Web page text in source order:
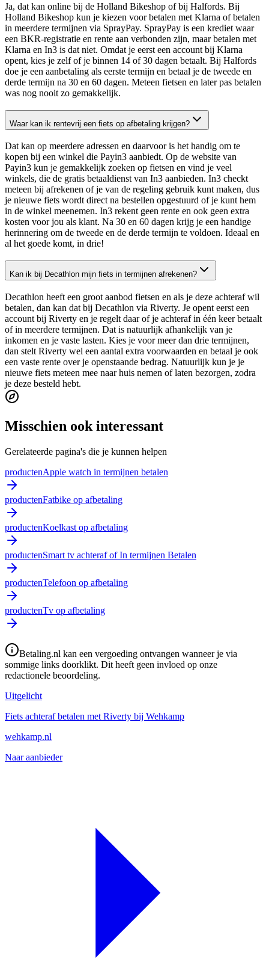
Ja, dat kan online bij de Holland Bikeshop of bij Halfords. Bij
Holland Bikeshop kun je kiezen voor betalen met Klarna of betalen
in meerdere termijnen via SprayPay. SprayPay is een krediet waar
een BKR-registratie en rente aan verbonden zijn, maar betalen met
Klarna en In3 is dat niet. Omdat je eerst een account bij Klarna
opent, kies je zelf of je binnen 14 of 30 dagen betaalt. Bij Halfords
doe je een aanbetaling als eerste termijn en betaal je de tweede en
derde termijn na 30 en 60 dagen. Meteen fietsen en later pas betalen
was nog nooit zo gemakkelijk.
Waar kan ik rentevrij een fiets op afbetaling krijgen?
Dat kan op meerdere adressen en daarvoor is het handig om te
kopen bij een winkel die Payin3 aanbiedt. Op de website van
Payin3 kun je gemakkelijk zoeken op fietsen en vind je veel
winkels, die de gratis betaaldienst van In3 aanbieden. In3 checkt
meteen bij afrekenen of je van de regeling gebruik kunt maken, dus
je nieuwe fiets wordt direct na bestellen opgestuurd of je kunt hem
in de winkel meenemen. In3 rekent geen rente en ook geen extra
kosten voor jou als klant. Na 30 en 60 dagen krijg je een handige
herinnering om de tweede en de derde termijn te voldoen. Ideaal en
al het goede komt, in drie!
Kan ik bij Decathlon mijn fiets in termijnen afrekenen?
Decathlon heeft een groot aanbod fietsen en als je deze achteraf wil
betalen, dan kan dat bij Decathlon via Riverty. Je opent eerst een
account bij Riverty en je regelt daar of je achteraf in één keer betaalt
of in meerdere termijnen. Dat is natuurlijk afhankelijk van je
inkomen en je vaste lasten. Kies je voor meer dan drie termijnen,
dan stelt Riverty wel een aantal extra voorwaarden en betaal je ook
een vaste rente over je openstaande bedrag. Natuurlijk kun je je
nieuwe fiets meteen mee naar huis nemen of laten bezorgen, zodra
je deze besteld hebt.
Misschien ook interessant
Gerelateerde pagina's die je kunnen helpen
productenApple watch in termijnen betalen
productenFatbike op afbetaling
productenKoelkast op afbetaling
productenSmart tv achteraf of In termijnen Betalen
productenTelefoon op afbetaling
productenTv op afbetaling
Betaling.nl kan een vergoeding ontvangen wanneer je via
sommige links doorklikt. Dit heeft geen invloed op onze
redactionele beoordeling.
Uitgelicht
Fiets achteraf betalen met Riverty bij Wehkamp
wehkamp.nl
Naar aanbieder